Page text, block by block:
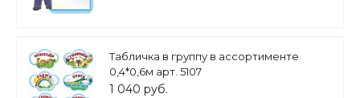
Табличка в группу в ассортименте
0,4*0,6м арт. 5107
1 040 руб.